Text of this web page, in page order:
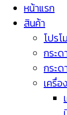
หน้าแรก
สินค้า
โปร
กระ
กระด
เครื่